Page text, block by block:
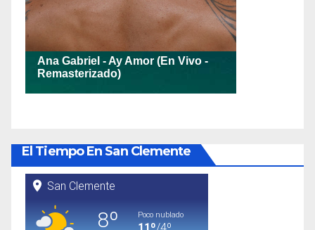
El Tiempo En San Clemente